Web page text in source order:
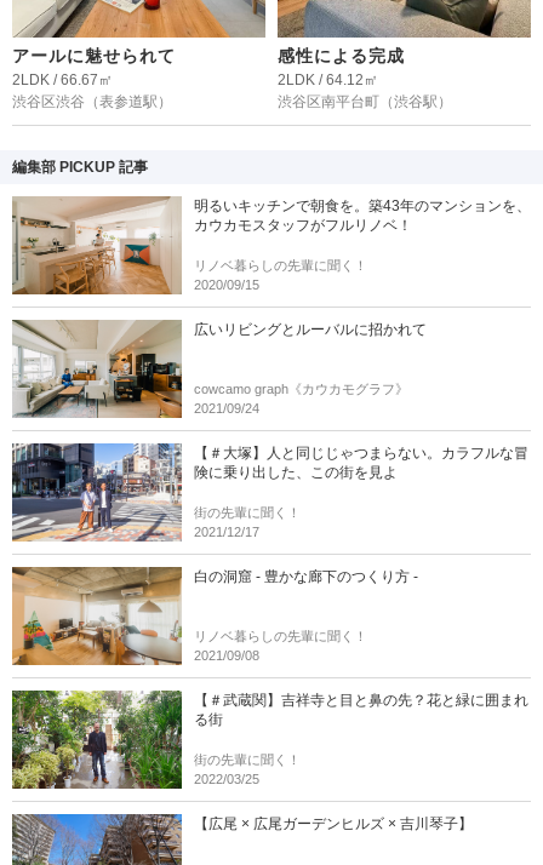
アールに魅せられて
2LDK / 66.67㎡
渋谷区渋谷 （表参道駅）
感性による完成
2LDK / 64.12㎡
渋谷区南平台町 （渋谷駅）
編集部 PICKUP 記事
明るいキッチンで朝食を。築43年のマンションを、
カウカモスタッフがフルリノベ！
リノベ暮らしの先輩に聞く！
2020/09/15
広いリビングとルーバルに招かれて
cowcamo graph《カウカモグラフ》
2021/09/24
【＃大塚】人と同じじゃつまらない。カラフルな冒
険に乗り出した、この街を見よ
街の先輩に聞く！
2021/12/17
白の洞窟 - 豊かな廊下のつくり方 -
リノベ暮らしの先輩に聞く！
2021/09/08
【＃武蔵関】吉祥寺と目と鼻の先？花と緑に囲まれ
る街
街の先輩に聞く！
2022/03/25
【広尾 × 広尾ガーデンヒルズ × 吉川琴子】